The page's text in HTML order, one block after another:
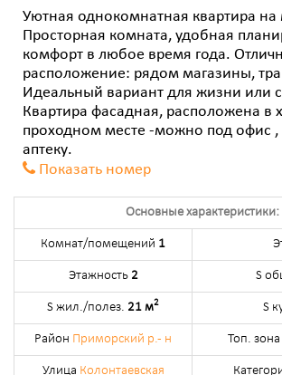
Уютная однокомнатная квартира
Просторная комната, удобная
комфорт в любое время года.
расположение: рядом магазины,
Идеальный вариант для жизни или
Квартира фасадная, расположена в
проходном месте -можно под офис ,
аптеку.
Показать номер
Основные характеристики:
Комнат/помещений 1
Этажность 2 S
S жил./полез. 21 м2 S
Район Приморский р.- н Топ. зона
Улица Колонтаевская